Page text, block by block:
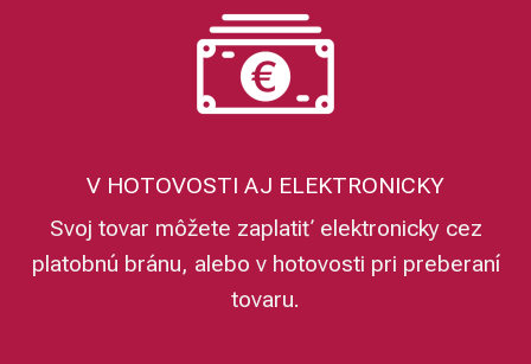
V HOTOVOSTI AJ ELEKTRONICKY
Svoj tovar môžete zaplatiť elektronicky cez
platobnú bránu, alebo v hotovosti pri preberaní
tovaru.